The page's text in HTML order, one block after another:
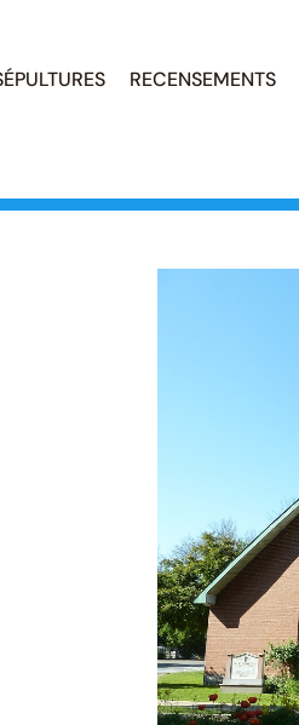
RECENSEMENTS